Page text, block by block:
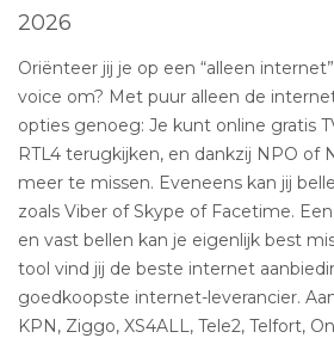
2026
Oriënteer jij je op een “alleen
voice om? Met puur alleen de
opties genoeg: Je kunt online gratis
RTL4 terugkijken, en dankzij NPO of
meer te missen. Eveneens kan jij
zoals Viber of Skype of Facetime.
en vast bellen kan je eigenlijk best
tool vind jij de beste internet
goedkoopste internet-leverancier.
KPN, Ziggo, XS4ALL, Tele2, Telfort,